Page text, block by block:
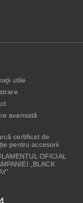
utile
avansată
certificat de
pentru accesorii
OFICIAL
„BLACK